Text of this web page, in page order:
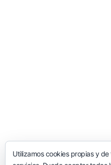
Utilizamos cookies propias y